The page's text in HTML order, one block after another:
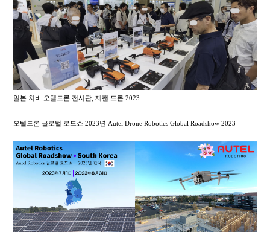
일본 치바 오텔드론 전시관, 재팬 드론 2023
오텔드론 글로벌 로드쇼 2023년 Autel Drone Robotics Global Roadshow 2023